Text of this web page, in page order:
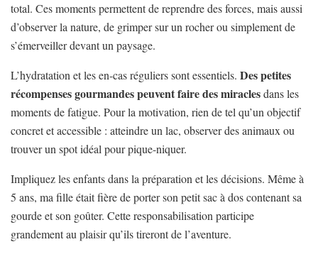
total. Ces moments permettent de reprendre des forces, mais aussi
d’observer la nature, de grimper sur un rocher ou simplement de
s’émerveiller devant un paysage.
L’hydratation et les en-cas réguliers sont essentiels. Des petites
récompenses gourmandes peuvent faire des miraclesdans les
moments de fatigue. Pour la motivation, rien de tel qu’un objectif
concret et accessible : atteindre un lac, observer des animaux ou
trouver un spot idéal pour pique-niquer.
Impliquez les enfants dans la préparation et les décisions. Même à
5 ans, ma fille était fière de porter son petit sac à dos contenant sa
gourde et son goûter. Cette responsabilisation participe
grandement au plaisir qu’ils tireront de l’aventure.